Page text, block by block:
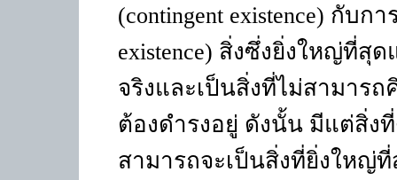
(contingent existence) กับก
existence) สิ่งซึ่งยิ่งใหญ่ที่สุ
จริงและเป็นสิ่งที่ไม่สามาร
ต้องดำรงอยู่ ดังนั้น มีแต่สิ่ง
สามารถจะเป็นสิ่งที่ยิ่งใหญ่